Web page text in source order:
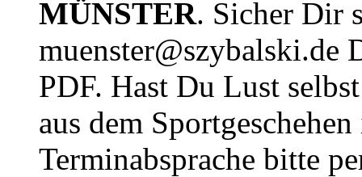
MÜNSTER. Sicher Dir
muenster@szybalski.de
PDF. Hast Du Lust
aus dem
Terminabsprache bitte